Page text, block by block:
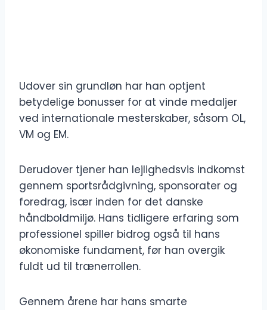
Udover sin grundløn har han optjent
betydelige bonusser for at vinde medaljer
ved internationale mesterskaber, såsom OL,
VM og EM.
Derudover tjener han lejlighedsvis indkomst
gennem sportsrådgivning, sponsorater og
foredrag, især inden for det danske
håndboldmiljø. Hans tidligere erfaring som
professionel spiller bidrog også til hans
økonomiske fundament, før han overgik
fuldt ud til trænerrollen.
Gennem årene har hans smarte